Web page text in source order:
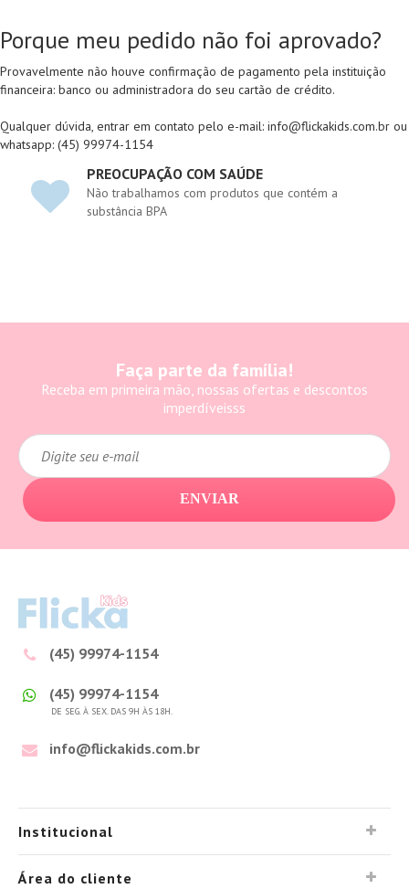
Porque meu pedido não foi aprovado?
Provavelmente não houve confirmação de pagamento pela instituição
financeira: banco ou administradora do seu cartão de crédito.
Qualquer dúvida, entrar em contato pelo e-mail: info@flickakids.com.br ou
whatsapp: (45) 99974-1154
PREOCUPAÇÃO COM SAÚDE
Não trabalhamos com produtos que contém a
substância BPA
Faça parte da família!
Receba em primeira mão, nossas ofertas e descontos
imperdíveisss
ENVIAR
(45) 99974-1154
(45) 99974-1154
DE SEG. À SEX. DAS 9H ÀS 18H.
info@flickakids.com.br
Institucional
Área do cliente